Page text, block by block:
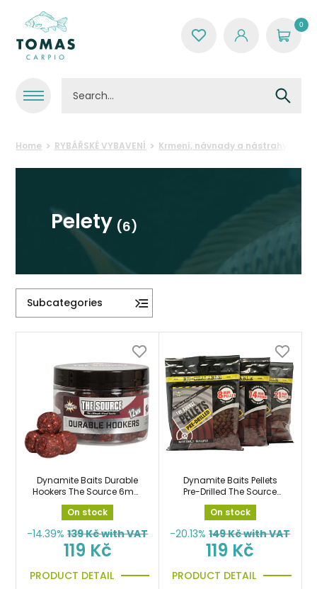
0
Home RYBÁŘSKÉ VYBAVENÍ Krmení, návnady a nástrahy
Pelety (6)
Subcategories
Dynamite Baits Durable
Hookers The Source 6mm
pelety
On stock
-14.39% 139Kč with VAT
119 Kč
PRODUCT DETAIL
Dynamite Baits Pellets
Pre-Drilled The Source
350gr předvrtané pelety
14mm
On stock
-20.13% 149Kč with VAT
119 Kč
PRODUCT DETAIL